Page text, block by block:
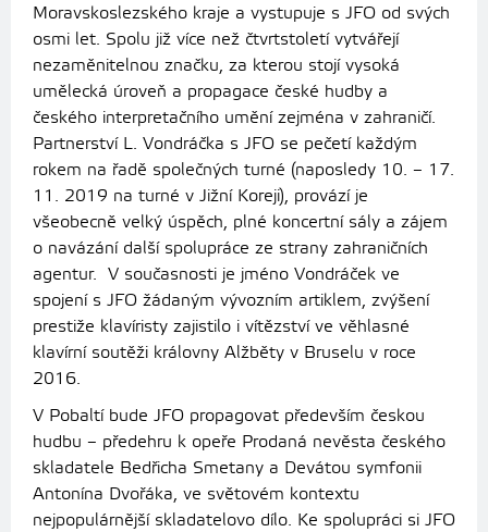
Moravskoslezského kraje a vystupuje s JFO od svých
osmi let. Spolu již více než čtvrtstoletí vytvářejí
nezaměnitelnou značku, za kterou stojí vysoká
umělecká úroveň a propagace české hudby a
českého interpretačního umění zejména v zahraničí.
Partnerství L. Vondráčka s JFO se pečetí každým
rokem na řadě společných turné (naposledy 10. – 17.
11. 2019 na turné v Jižní Koreji), provází je
všeobecně velký úspěch, plné koncertní sály a zájem
o navázání další spolupráce ze strany zahraničních
agentur. V současnosti je jméno Vondráček ve
spojení s JFO žádaným vývozním artiklem, zvýšení
prestiže klavíristy zajistilo i vítězství ve věhlasné
klavírní soutěži královny Alžběty v Bruselu v roce
2016.
V Pobaltí bude JFO propagovat především českou
hudbu – předehru k opeře Prodaná nevěsta českého
skladatele Bedřicha Smetany a Devátou symfonii
Antonína Dvořáka, ve světovém kontextu
nejpopulárnější skladatelovo dílo. Ke spolupráci si JFO